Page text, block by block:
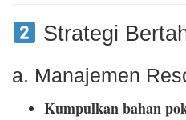
Strategi
a. Manajemen
Kumpulkan bahan